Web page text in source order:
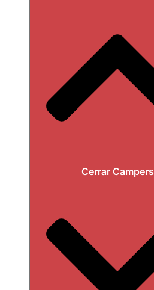
Cerrar Campers